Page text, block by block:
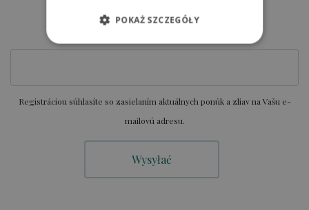
Registráciou súhlasíte so zasielaním aktuálnych ponúk a zliav na Vašu e-
mailovú adresu.
POKAŻ SZCZEGÓŁY